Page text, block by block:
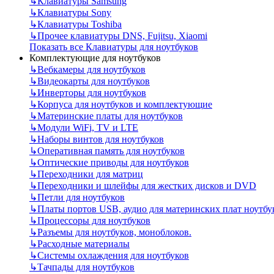
↳Клавиатуры Sony
↳Клавиатуры Toshiba
↳Прочее клавиатуры DNS, Fujitsu, Xiaomi
Показать все Клавиатуры для ноутбуков
Комплектующие для ноутбуков
↳Вебкамеры для ноутбуков
↳Видеокарты для ноутбуков
↳Инверторы для ноутбуков
↳Корпуса для ноутбуков и комплектующие
↳Материнские платы для ноутбуков
↳Модули WiFi, TV и LTE
↳Наборы винтов для ноутбуков
↳Оперативная память для ноутбуков
↳Оптические приводы для ноутбуков
↳Переходники для матриц
↳Переходники и шлейфы для жестких дисков и DVD
↳Петли для ноутбуков
↳Платы портов USB, аудио для материнских плат
↳Процессоры для ноутбуков
↳Разъемы для ноутбуков, моноблоков.
↳Расходные материалы
↳Системы охлаждения для ноутбуков
↳Тачпады для ноутбуков